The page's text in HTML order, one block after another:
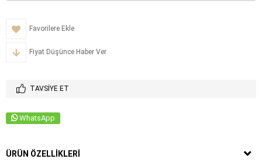
Favorilere Ekle
Fiyat Düşünce Haber Ver
TAVSIYE ET
WhatsApp
ÜRÜN ÖZELLIKLERI